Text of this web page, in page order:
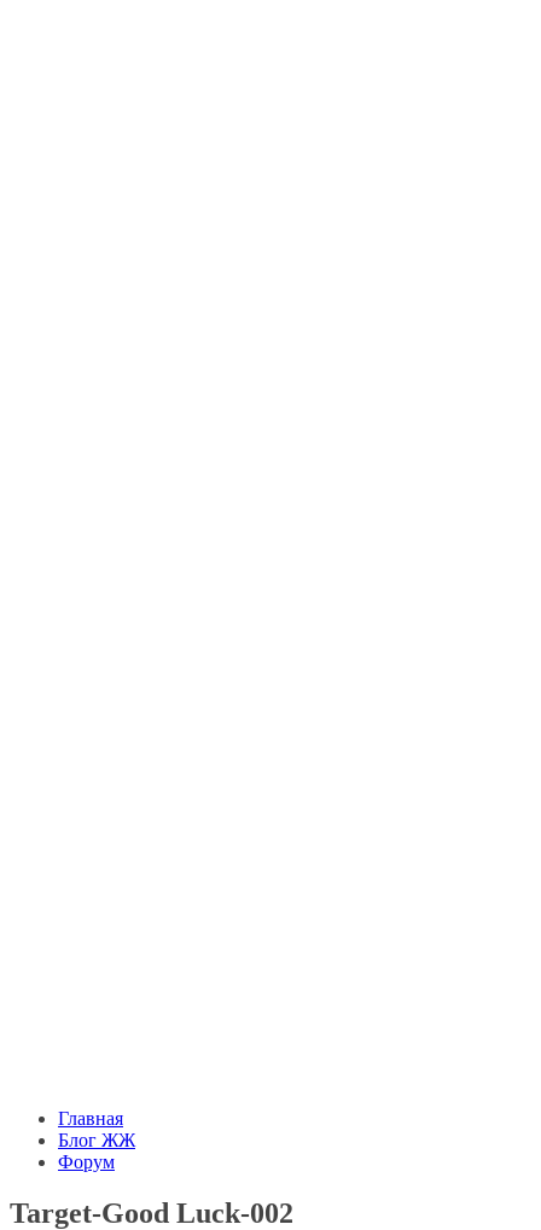
Главная
Блог ЖЖ
Форум
Target-Good Luck-002